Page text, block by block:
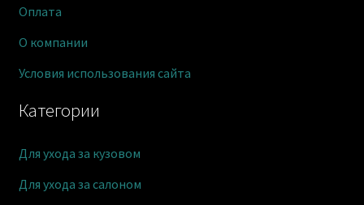
Категории
Для ухода за кузовом
Для ухода за салоном
Оплата
О компании
Условия использования сайта